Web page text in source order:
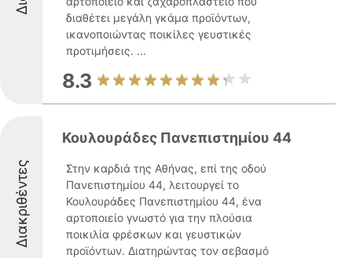
διαθέτει μεγάλη γκάμα προϊόντων,
ικανοποιώντας ποικίλες γευστικές
προτιμήσεις. ...
8.3
Διακριθέντες
Κουλουράδες Πανεπιστημίου 44
Στην καρδιά της Αθήνας, επί της οδού
Πανεπιστημίου 44, λειτουργεί το
Κουλουράδες Πανεπιστημίου 44, ένα
αρτοποιείο γνωστό για την πλούσια
ποικιλία φρέσκων και γευστικών
προϊόντων. Διατηρώντας τον σεβασμό